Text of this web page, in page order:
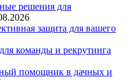
решения для
защита для вашего
команды и рекрутинга
помощник в дачных и